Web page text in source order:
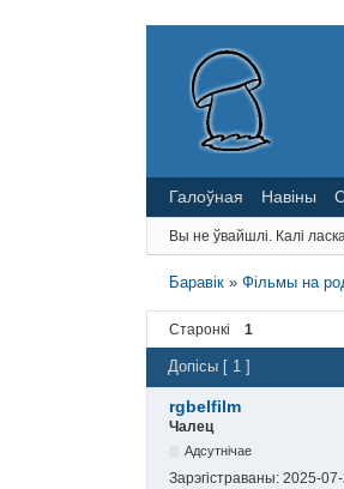
Галоўная Навіны
Вы не ўвайшлі. Калі
Баравік »Фільмы на
Старонкі 1
Допісы [ 1 ]
rgbelfilm
Чалец
Адсутнічае
Зарэгістраваны: 2025-